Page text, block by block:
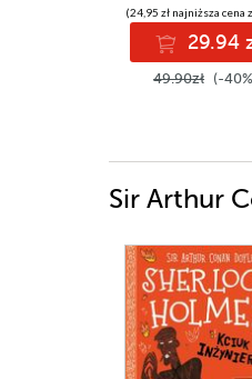
(24,95 zł najniższa cena
29.94
49.90zł (-
Sir Arthur